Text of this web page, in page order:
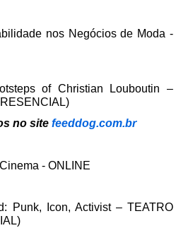
nos Negócios de Moda -
of Christian Louboutin –
no site feeddog.com.br
Cinema - ONLINE
Punk, Icon, Activist – TEATRO